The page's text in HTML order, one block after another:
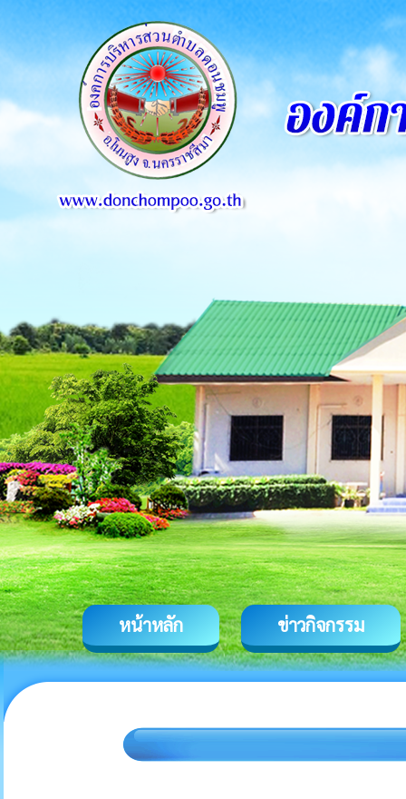
หน้าหลัก ข่าวกิจกรรม